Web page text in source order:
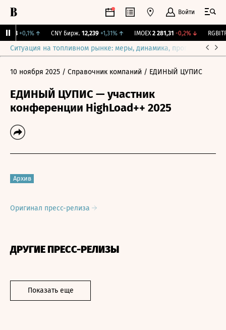
Войти
+0,1% ↑ CNY Бирж. 12,239 +1,31% ↑ IMOEX 2 281,31 -0,2%↓ RGBITR
Ситуация на топливном рынке: меры, динамика, прогнозы
10 ноября 2025 / Справочник компаний / ЕДИНЫЙ ЦУПИС
ЕДИНЫЙ ЦУПИС — участник
конференции HighLoad++ 2025
Архив
Оригинал пресс-релиза
ДРУГИЕ ПРЕСС-РЕЛИЗЫ
Показать еще